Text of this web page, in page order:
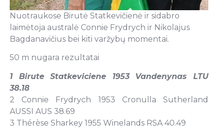
Nuotraukose Birutė Statkevičienė ir sidabro
laimėtoja australė Connie Frydrych ir Nikolajus
Bagdanavičius bei kiti varžybų momentai.
50 m nugara rezultatai
1 Birute Statkeviciene 1953 Vandenynas LTU
38.18
2 Connie Frydrych 1953 Cronulla Sutherland
AUSSI AUS 38.69
3 Thérèse Sharkey 1955 Winelands RSA 40.49